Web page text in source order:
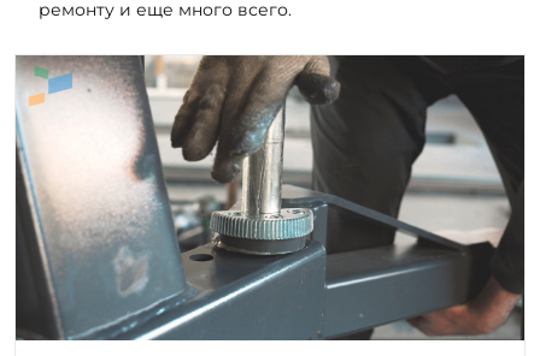
Заказчик: ООО «МАГНАТСТРОЙ»